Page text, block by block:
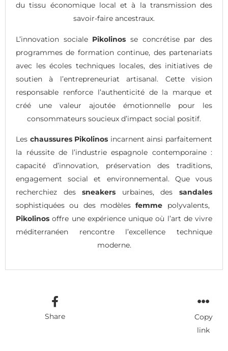
du tissu économique local et à la transmission des
savoir-faire ancestraux.
L’innovation sociale Pikolinos se concrétise par des
programmes de formation continue, des partenariats
avec les écoles techniques locales, des initiatives de
soutien à l’entrepreneuriat artisanal. Cette vision
responsable renforce l’authenticité de la marque et
créé une valeur ajoutée émotionnelle pour les
consommateurs soucieux d’impact social positif.
Les chaussures Pikolinos incarnent ainsi parfaitement
la réussite de l’industrie espagnole contemporaine :
capacité d’innovation, préservation des traditions,
engagement social et environnemental. Que vous
recherchiez dessneakers urbaines, dessandales
sophistiquées ou des modèlesfemme polyvalents,
Pikolinos offre une expérience unique où l’art de vivre
méditerranéen rencontre l’excellence technique
moderne.
Share
Copy
link